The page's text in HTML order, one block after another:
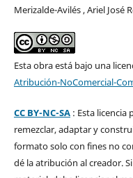
Merizalde-Avilés , Ariel José
Esta obra está bajo una
Atribución-NoComercial-
CC BY-NC-SA: Esta licencia
remezclar, adaptar y
formato solo con fines no
dé la atribución al creador.